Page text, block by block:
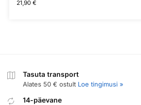
21,90 €
Tasuta transport
Alates 50 € ostult Loe tingimusi »
14-päevane